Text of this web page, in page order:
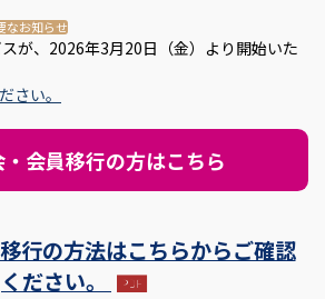
なお知らせ
が、2026年3月20日（金）より開始いた
さい。
会員移行の方はこちら
行の方法はこちらからご確認
ください。